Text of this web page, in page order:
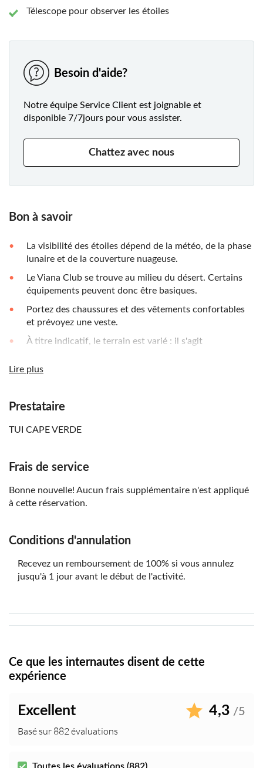
Télescope pour observer les étoiles
Besoin d'aide?
Notre équipe Service Client est joignable et
disponible 7/7jours pour vous assister.
Chattez avec nous
Bon à savoir
La visibilité des étoiles dépend de la météo, de la phase
lunaire et de la couverture nuageuse.
Le Viana Club se trouve au milieu du désert. Certains
équipements peuvent donc être basiques.
Portez des chaussures et des vêtements confortables
et prévoyez une veste.
À titre indicatif, le terrain est varié : il s'agit
également des zones pavées et sablonneuses
guides parlant d'autres langues sont peu nombreux
Lire plus
Prestataire
TUI CAPE VERDE
Frais de service
Bonne nouvelle! Aucun frais supplémentaire n'est appliqué
à cette réservation.
Conditions d'annulation
Recevez un remboursement de 100% si vous annulez
jusqu'à 1 jour avant le début de l'activité.
Ce que les internautes disent de cette
expérience
Excellent 4,3 /5
Basé sur 882 évaluations